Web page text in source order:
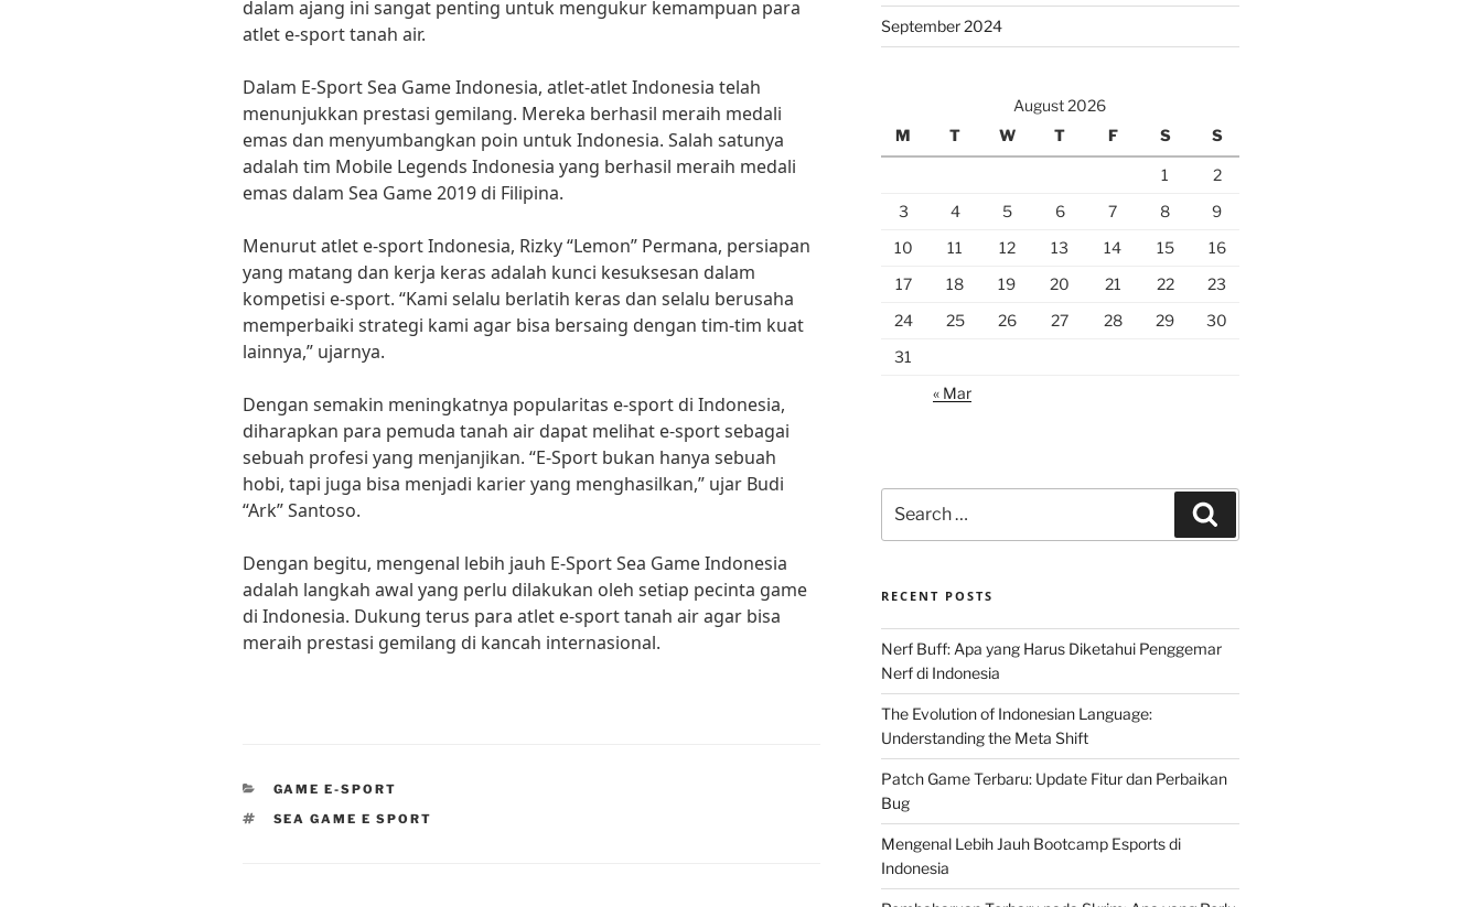
dalam ajang ini sangat penting untuk mengukur kemampuan para
atlet e-sport tanah air.
Dalam E-Sport Sea Game Indonesia, atlet-atlet Indonesia telah
menunjukkan prestasi gemilang. Mereka berhasil meraih medali
emas dan menyumbangkan poin untuk Indonesia. Salah satunya
adalah tim Mobile Legends Indonesia yang berhasil meraih medali
emas dalam Sea Game 2019 di Filipina.
Menurut atlet e-sport Indonesia, Rizky “Lemon” Permana, persiapan
yang matang dan kerja keras adalah kunci kesuksesan dalam
kompetisi e-sport. “Kami selalu berlatih keras dan selalu berusaha
memperbaiki strategi kami agar bisa bersaing dengan tim-tim kuat
lainnya,” ujarnya.
Dengan semakin meningkatnya popularitas e-sport di Indonesia,
diharapkan para pemuda tanah air dapat melihat e-sport sebagai
sebuah profesi yang menjanjikan. “E-Sport bukan hanya sebuah
hobi, tapi juga bisa menjadi karier yang menghasilkan,” ujar Budi
“Ark” Santoso.
Dengan begitu, mengenal lebih jauh E-Sport Sea Game Indonesia
adalah langkah awal yang perlu dilakukan oleh setiap pecinta game
di Indonesia. Dukung terus para atlet e-sport tanah air agar bisa
meraih prestasi gemilang di kancah internasional.
CATEGORIES
GAME E-SPORT
TAGS
SEA GAME E SPORT
September 2024
August 2026
M
T W T F S S
1
2
3
4 5 6 7 8
9
10
11 12 13 14 15
16
17
18 19 20 21 22
23
24
25 26 27 28 29
30
31
« Mar
for:
RECENT POSTS
Nerf Buff: Apa yang Harus Diketahui Penggemar
Nerf di Indonesia
The Evolution of Indonesian Language:
Understanding the Meta Shift
Patch Game Terbaru: Update Fitur dan Perbaikan
Bug
Mengenal Lebih Jauh Bootcamp Esports di
Indonesia